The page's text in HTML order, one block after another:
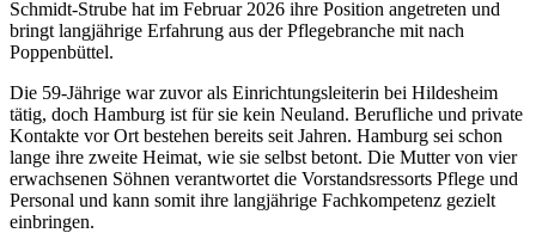
Schmidt-Strube hat im Februar 2026 ihre Position angetreten und
bringt langjährige Erfahrung aus der Pflegebranche mit nach
Poppenbüttel.
Die 59-Jährige war zuvor als Einrichtungsleiterin bei Hildesheim
tätig, doch Hamburg ist für sie kein Neuland. Berufliche und private
Kontakte vor Ort bestehen bereits seit Jahren. Hamburg sei schon
lange ihre zweite Heimat, wie sie selbst betont. Die Mutter von vier
erwachsenen Söhnen verantwortet die Vorstandsressorts Pflege und
Personal und kann somit ihre langjährige Fachkompetenz gezielt
einbringen.